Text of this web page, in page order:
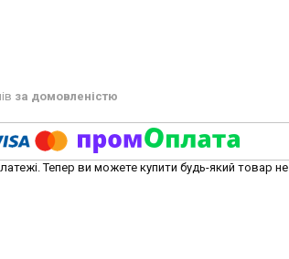
за домовленістю
Тепер ви можете купити будь-який товар не